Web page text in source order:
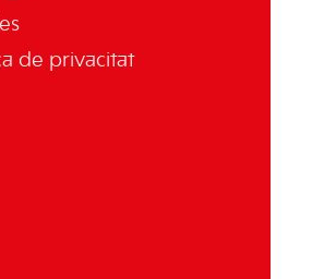
de privacitat